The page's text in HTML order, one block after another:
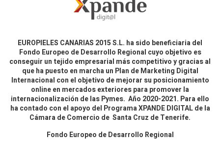
EUROPIELES CANARIAS 2015 S.L. ha sido beneficiaria del
Fondo Europeo de Desarrollo Regional cuyo objetivo es
conseguir un tejido empresarial más competitivo y gracias al
que ha puesto en marcha un Plan de Marketing Digital
Internacional con el objetivo de mejorar su posicionamiento
online en mercados exteriores para promover la
internacionalización de las Pymes. Año 2020-2021. Para ello
ha contado con el apoyo del Programa XPANDE DIGITAL de la
Cámara de Comercio de Santa Cruz de Tenerife.
Fondo Europeo de Desarrollo Regional